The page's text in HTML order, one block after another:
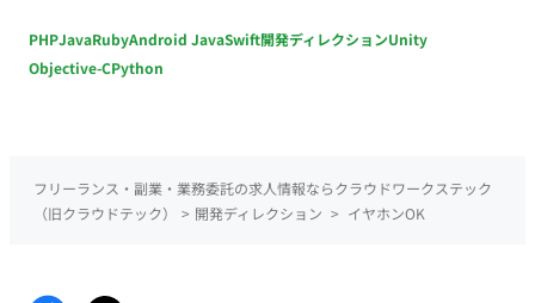
（２万円～４万円／月） ・独立補助手当（１万５千円／月、住
宅手当支給者は対象外） ・養育手当（５千円／子１人／月） ・
ザ予防接種費用全額補助 ・勤続表彰制度（在籍５年毎） ・産前
産後休業、育児休業制度 ・育児短時間制度（小学校３年生ま
引） ・資格取得祝い金 ・セミナー受講料補助 ・時短勤務OK ・
PHPJavaRubyAndroid JavaSwift開発ディレクションUnity
Objective-CPython
フリーランス・副業・業務委託の求人情報ならクラウドワークステック
（旧クラウドテック）
> 開発ディレクション > イヤホンOK